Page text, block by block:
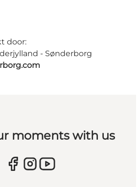
door:
- Sønderborg
moments with us